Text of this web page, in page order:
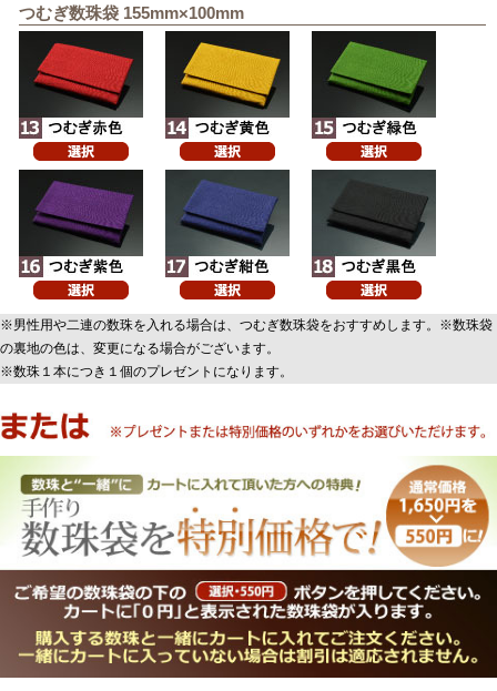
つむぎ数珠袋 155mm×100mm
※男性用や二連の数珠を入れる場合は、つむぎ数珠袋をおすすめします。※数珠袋
の裏地の色は、変更になる場合がございます。
※数珠１本につき１個のプレゼントになります。